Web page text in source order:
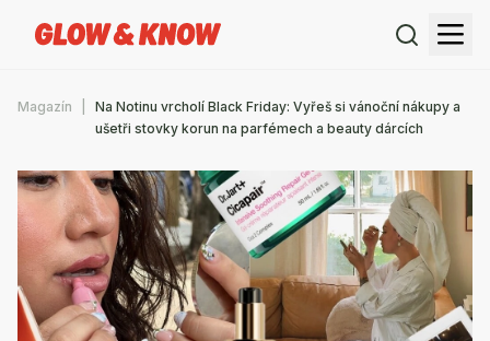
Magazín
Na Notinu vrcholí Black Friday: Vyřeš si vánoční nákupy a
ušetři stovky korun na parfémech a beauty dárcích